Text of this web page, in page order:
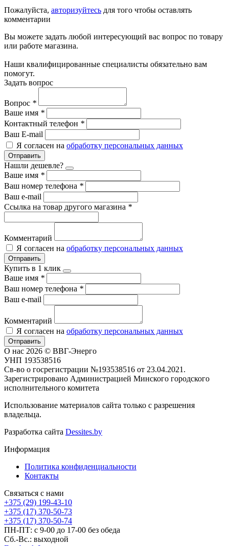
Пожалуйста, авторизуйтесь для того чтобы оставлять
комментарии
Вы можете задать любой интересующий вас вопрос по товару
или работе магазина.
Наши квалифицированные специалисты обязательно вам
помогут.
Задать вопрос
Вопрос *
Ваше имя *
Контактный телефон *
Ваш E-mail
Я согласен на обработку персональных данных
Отправить
Нашли дешевле?
Ваше имя *
Ваш номер телефона *
Ваш e-mail
Ссылка на товар другого магазина *
Комментарий
Я согласен на обработку персональных данных
Отправить
Купить в 1 клик
Ваше имя *
Ваш номер телефона *
Ваш e-mail
Комментарий
Я согласен на обработку персональных данных
Отправить
О нас 2026 © ВВГ-Энерго
УНП 193538516
Св-во о госрегистрации №193538516 от 23.04.2021.
Зарегистрировано Администрацией Минского городского
исполнительного комитета
Использование материалов сайта только с разрешения
владельца.
Разработка сайта Dessites.by
Информация
Политика конфиденциальности
Контакты
Связаться с нами
+375 (29) 199-43-10
+375 (17) 370-50-73
+375 (17) 370-50-74
ПН-ПТ: с 9-00 до 17-00 без обеда
Сб.-Вс.: выходной